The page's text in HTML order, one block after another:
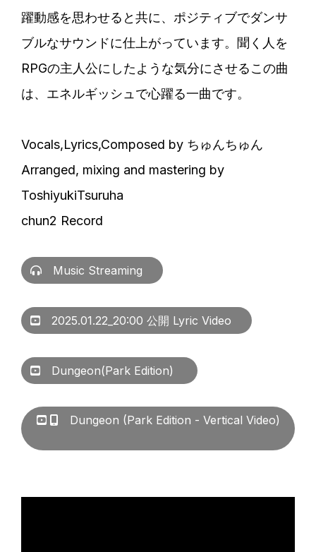
躍動感を思わせると共に、ポジティブでダンサ
ブルなサウンドに仕上がっています。聞く人を
RPGの主人公にしたような気分にさせるこの曲
は、エネルギッシュで心躍る一曲です。
Vocals,Lyrics,Composed by ちゅんちゅん
Arranged, mixing and mastering by
ToshiyukiTsuruha
chun2 Record
Music Streaming
2025.01.22_20:00 公開 Lyric Video
Dungeon(Park Edition)
Dungeon (Park Edition - Vertical Video)